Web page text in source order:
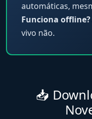
automáticas,
Funciona offline?
vivo não.
📥